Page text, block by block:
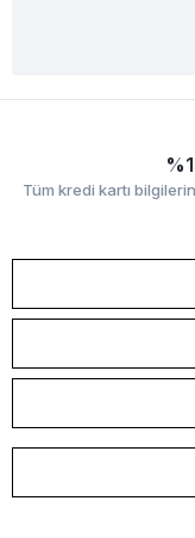
Tüm kredi kartı